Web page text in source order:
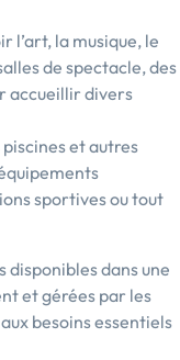
l’art, la musique, le
de spectacle, des
accueillir divers
et autres
sportives ou tout
disponibles dans une
et gérées par les
besoins essentiels